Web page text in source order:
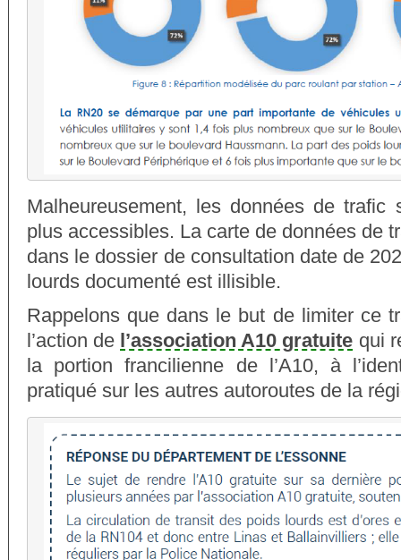
Malheureusement, les données de
plus accessibles. La carte de données de
dans le dossier de consultation date de
lourds documenté est illisible.
Rappelons que dans le but de limiter ce
l’action de l’association A10 gratuite qui
la portion francilienne de l’A10, à
pratiqué sur les autres autoroutes de la